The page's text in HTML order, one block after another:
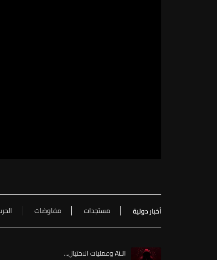
أخبار دولية مستجدات مفاوضات
الـAi وعمليات الاحتيال...